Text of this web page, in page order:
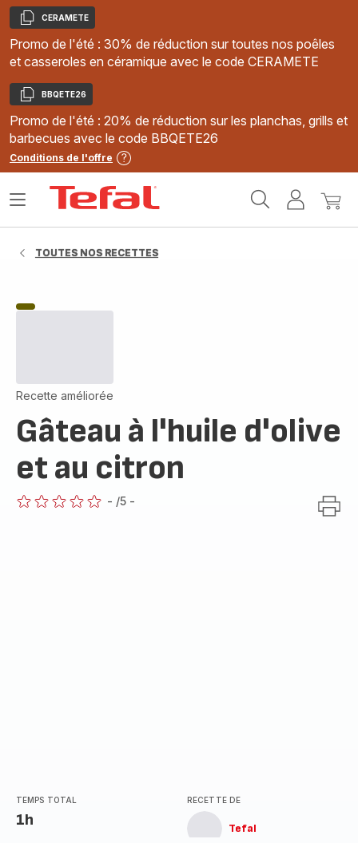
Copier
CERAMETE
Promo de l'été : 30% de réduction sur toutes nos poêles
et casseroles en céramique avec le code CERAMETE
Copier
BBQETE26
Promo de l'été : 20% de réduction sur les planchas, grills et
barbecues avec le code BBQETE26
Conditions de l'offre
MonMon
Ouvrir
TOUTES NOS RECETTES
Recette améliorée
Gâteau à l'huile d'olive
et au citron
- /5 -
TEMPS TOTAL
1h
RECETTE DE
Tefal